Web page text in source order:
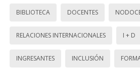
BIBLIOTECA DOCENTES
RELACIONES INTERNACIONALES I + D
INGRESANTES INCLUSIÓN